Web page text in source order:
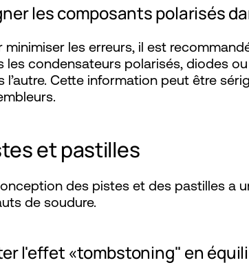
les composants polarisés
minimiser les erreurs, il est
les condensateurs polarisés, diodes
l’autre. Cette information peut être
et pastilles
des pistes et des pastilles a
de soudure.
l'effet «tombstoning" en